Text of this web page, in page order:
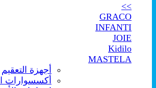
>>
GRACO
INFANTI
JOIE
Kidilo
MASTELA
أجهزة التعقيم
أكسسوارات